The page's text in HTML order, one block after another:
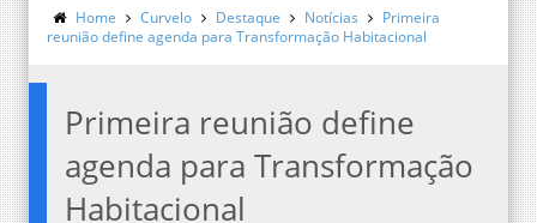
Home Curvelo Destaque Notícias
Primeira
reunião define agenda para Transformação Habitacional
Primeira reunião define
agenda para Transformação
Habitacional